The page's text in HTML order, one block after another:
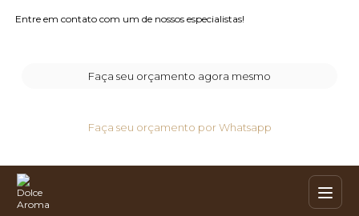
Entre em contato com um de nossos especialistas!
Faça seu orçamento agora mesmo
Faça seu orçamento por Whatsapp